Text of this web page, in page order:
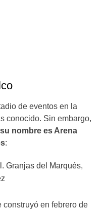
de eventos en la
conocido. Sin embargo,
su nombre es Arena
:
Granjas del Marqués,
construyó en febrero de